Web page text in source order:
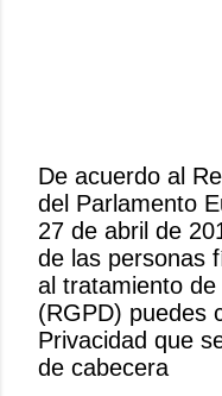
P
u
b
l
i
c
a
De acuerdo al
del Parlamento
27 de abril de
de las personas
al tratamiento
(RGPD) puedes
Privacidad que
de cabecera